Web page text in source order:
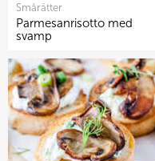
Smårätter
Parmesanrisotto med
svamp